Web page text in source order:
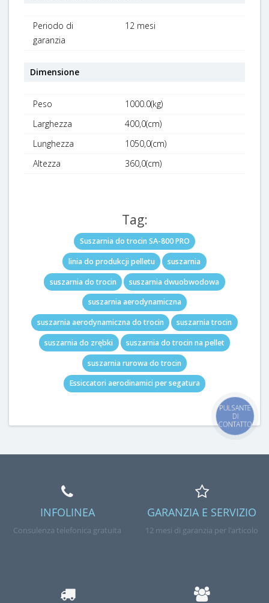
Periodo di
garanzia
12 mesi
Dimensione
Peso
1000.0(kg)
Larghezza
400,0(cm)
Lunghezza
1050,0(cm)
Altezza
360,0(cm)
Tag:
Suszarnia do trocin SA-800 PRO
linia do produkcji pelletu
suszarnia
suszarnia do trocin
suszarnia dwuobwodowa
suszarnia aerodynamiczna
suszarnia aerodynamiczna do trocin
suszarnia trocin
suszarnia do zrębki
suszarnia do trocin na pellet
suszarnia rurowa do trocin
Essiccatori aerodinamici per segatura
INFOLINEA
Consulenza telefonica gratuita
GARANZIA E SERVIZIO
12 mesi di garanzia per l'articolo
PULSANTE
DI
CONTATTO